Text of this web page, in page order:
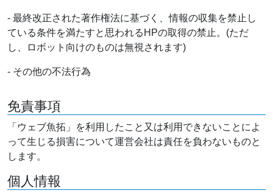
- 最終改正された著作権法に基づく、情報の収集を禁止し
ている条件を満たすと思われるHPの取得の禁止。(ただ
し、ロボット向けのものは無視されます)
- その他の不法行為
免責事項
「ウェブ魚拓」を利用したこと又は利用できないことによ
って生じる損害について運営会社は責任を負わないものと
します。
個人情報